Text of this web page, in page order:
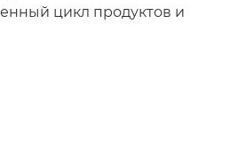
цикл продуктов и